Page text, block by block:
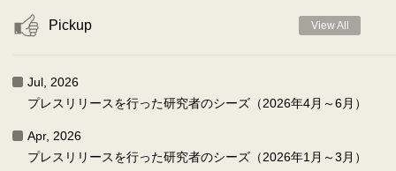
Pickup View All
Jul, 2026
プレスリリースを行った研究者のシーズ（2026年4月～6月）
Apr, 2026
プレスリリースを行った研究者のシーズ（2026年1月～3月）